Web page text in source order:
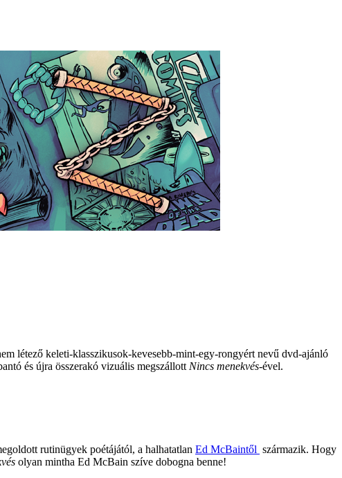
létező keleti-klasszikusok-kevesebb-mint-egy-rongyért nevű dvd-ajánló
és újra összerakó vizuális megszállott Nincs menekvés-ével.
rutinügyek poétájától, a halhatatlan Ed McBaintől származik. Hogy
olyan mintha Ed McBain szíve dobogna benne!